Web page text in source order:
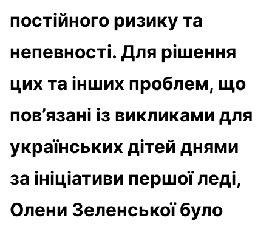
постійного ризику та
непевності. Для рішення
цих та інших проблем, що
пов’язані із викликами для
українських дітей днями
за ініціативи першої леді,
Олени Зеленської було